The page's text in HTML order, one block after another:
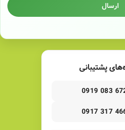
ارسال
پشتیبانی
0919 083
0917 317